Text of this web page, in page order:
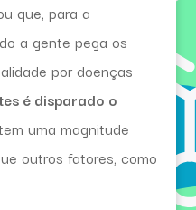
que, para a
a gente pega os
por doenças
é disparado o
uma magnitude
outros fatores, como